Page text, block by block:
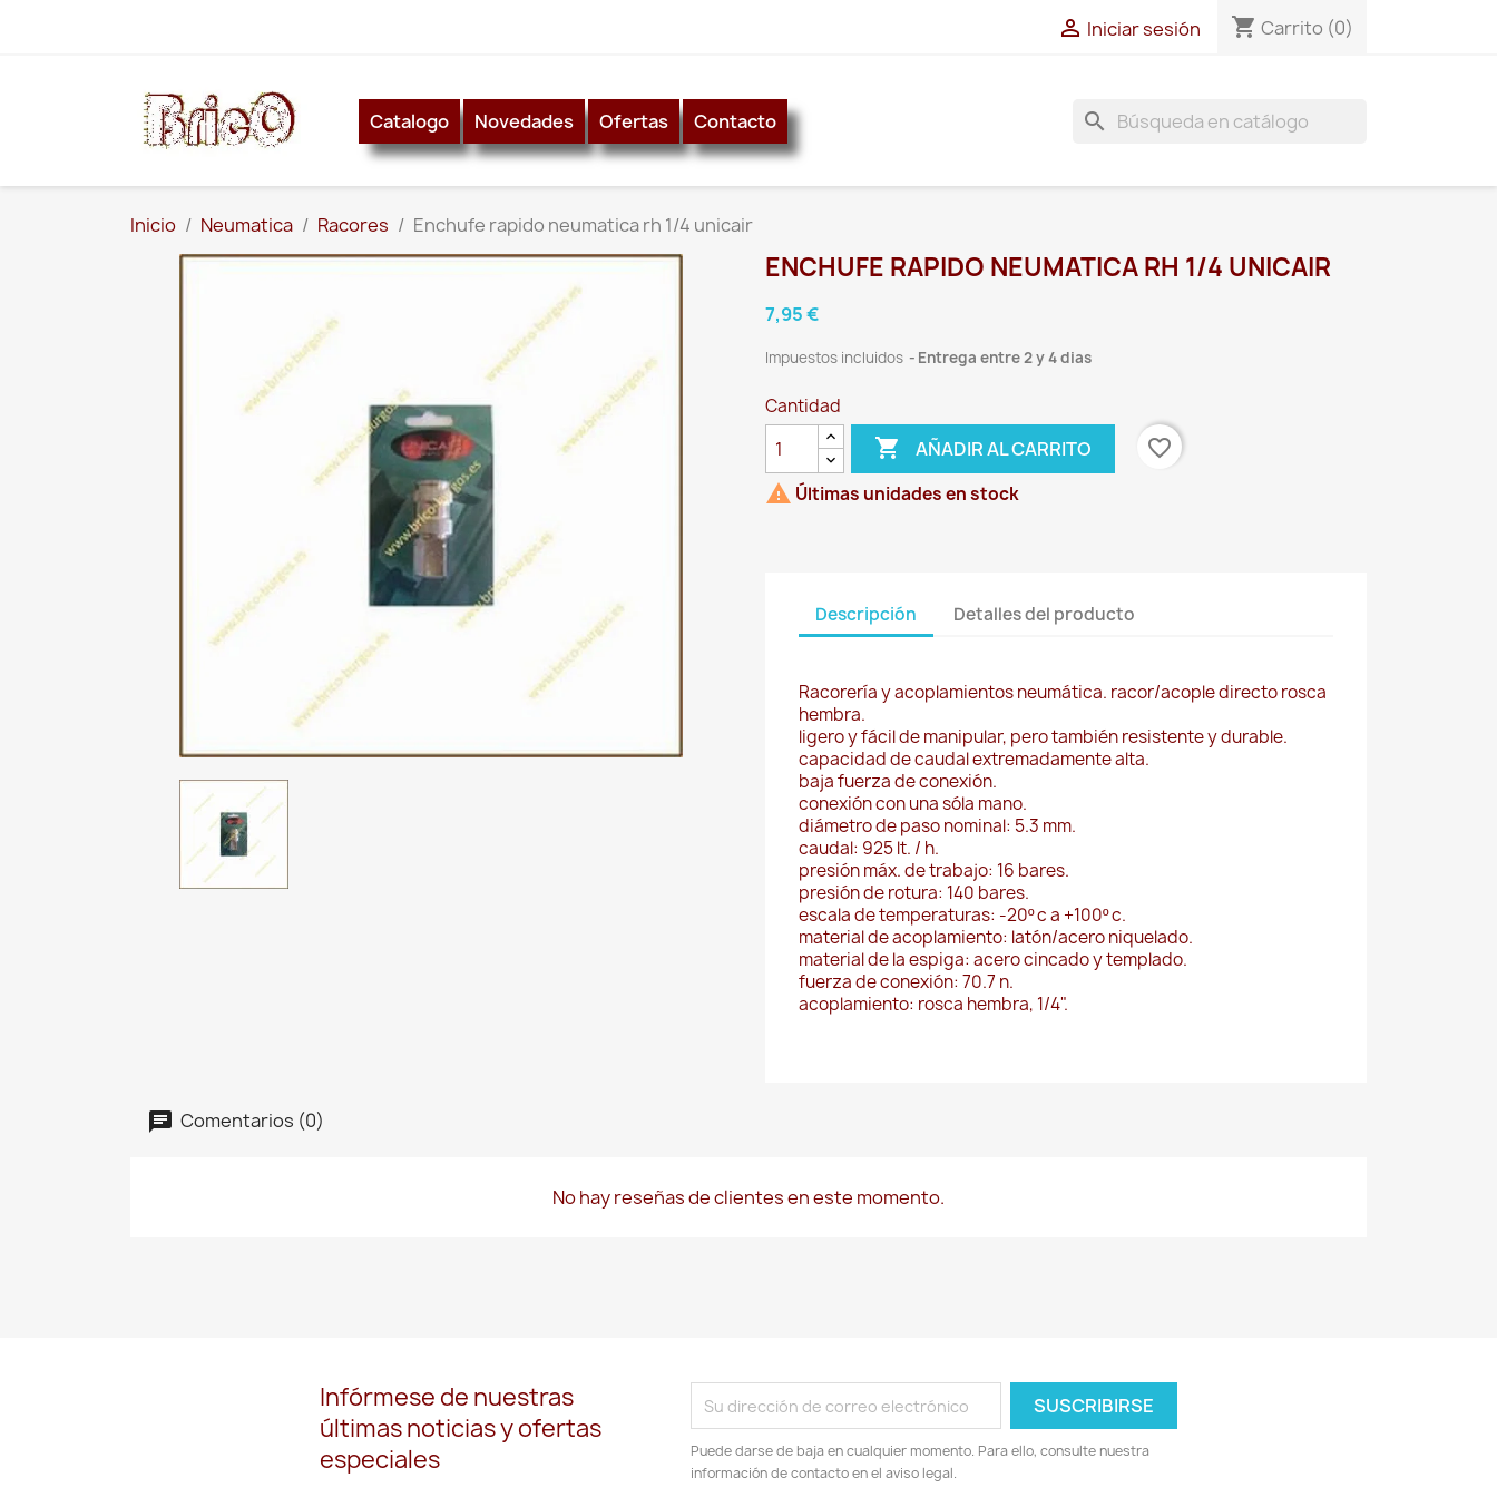
 Iniciar sesión shopping_cart Carrito (0)
Catalogo Novedades Ofertas Contacto search
Inicio Neumatica Racores Enchufe rapido neumatica rh 1/4 unicair
ENCHUFE RAPIDO NEUMATICA RH 1/4 UNICAIR
7,95 €
Impuestos incluidos Entrega entre 2 y 4 dias
Cantidad
 AÑADIR AL CARRITO
favorite_border
 Últimas unidades en stock
Descripción Detalles del producto
Racorería y acoplamientos neumática. racor/acople directo rosca
hembra.
ligero y fácil de manipular, pero también resistente y durable.
capacidad de caudal extremadamente alta.
baja fuerza de conexión.
conexión con una sóla mano.
diámetro de paso nominal: 5.3 mm.
caudal: 925 lt. / h.
presión máx. de trabajo: 16 bares.
presión de rotura: 140 bares.
escala de temperaturas: -20º c a +100º c.
material de acoplamiento: latón/acero niquelado.
material de la espiga: acero cincado y templado.
fuerza de conexión: 70.7 n.
acoplamiento: rosca hembra, 1/4".
Comentarios (0)
No hay reseñas de clientes en este momento.
Infórmese de nuestras
últimas noticias y ofertas
especiales
Puede darse de baja en cualquier momento. Para ello, consulte nuestra
información de contacto en el aviso legal.